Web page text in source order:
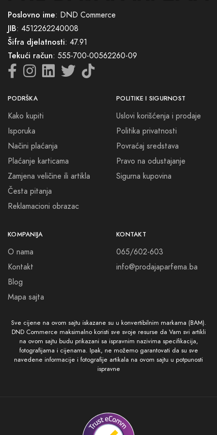
Poslovno ime: DND Commerce
JIB: 4512262240008
Šifra djelatnosti: 47.91
Tekući račun: 555-700-00562260-09
PODRŠKA
Kako kupiti
Isporuka
Načini plaćanja
Plaćanje karticama
Zamjena veličine ili artikla
Česta pitanja
Reklamacioni obrazac
POLITIKE I SIGURNOST
Uslovi korišćenja i prodaje
Politika privatnosti
Povraćaj sredstava
Pravo na odustajanje
Sigurna kupovina
KOMPANIJA
O nama
Kontakt
Blog
Mapa sajta
KONTAKT
065/602-603
info@prodajaparfema.ba
Sve cijene na ovom sajtu iskazane su u konvertibilnim markama (BAM).
DND Commerce maksimalno koristi sve svoje resurse da Vam svi artikli
na ovom sajtu budu prikazani sa ispravnim nazivima specifikacija,
fotografijama i cijenama. Ipak, ne možemo garantovati da su sve
navedene informacije i fotografije artikala na ovom sajtu u potpunosti
ispravne